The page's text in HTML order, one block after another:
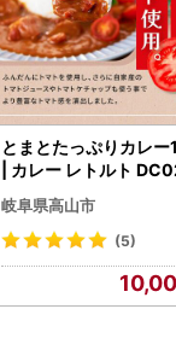
とまとたっぷりカレー
| カレー レトルト
岐阜県高山市
(5)